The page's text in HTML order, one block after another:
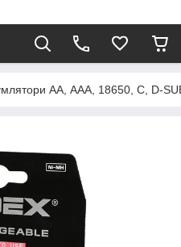
АА, ААА, 18650, C, D-